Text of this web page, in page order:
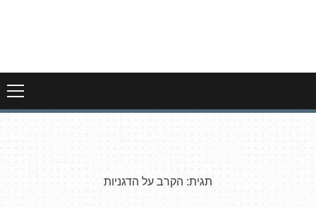
תגית: הקרב על הדגניות